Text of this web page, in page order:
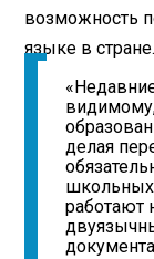
возможность
языке в стране.
делая
школьных
работают